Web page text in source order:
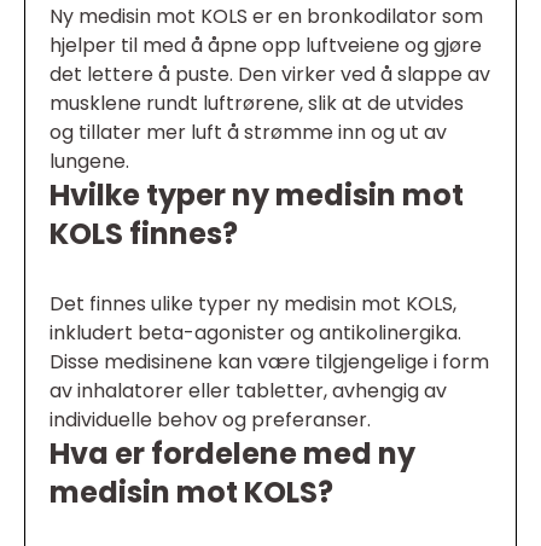
Ny medisin mot KOLS er en bronkodilator som
hjelper til med å åpne opp luftveiene og gjøre
det lettere å puste. Den virker ved å slappe av
musklene rundt luftrørene, slik at de utvides
og tillater mer luft å strømme inn og ut av
lungene.
Hvilke typer ny medisin mot
KOLS finnes?
Det finnes ulike typer ny medisin mot KOLS,
inkludert beta-agonister og antikolinergika.
Disse medisinene kan være tilgjengelige i form
av inhalatorer eller tabletter, avhengig av
individuelle behov og preferanser.
Hva er fordelene med ny
medisin mot KOLS?